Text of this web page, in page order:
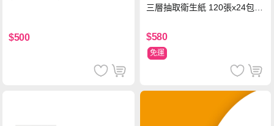
$500
三層抽取衛生紙 120張x24包x1
$580
免運